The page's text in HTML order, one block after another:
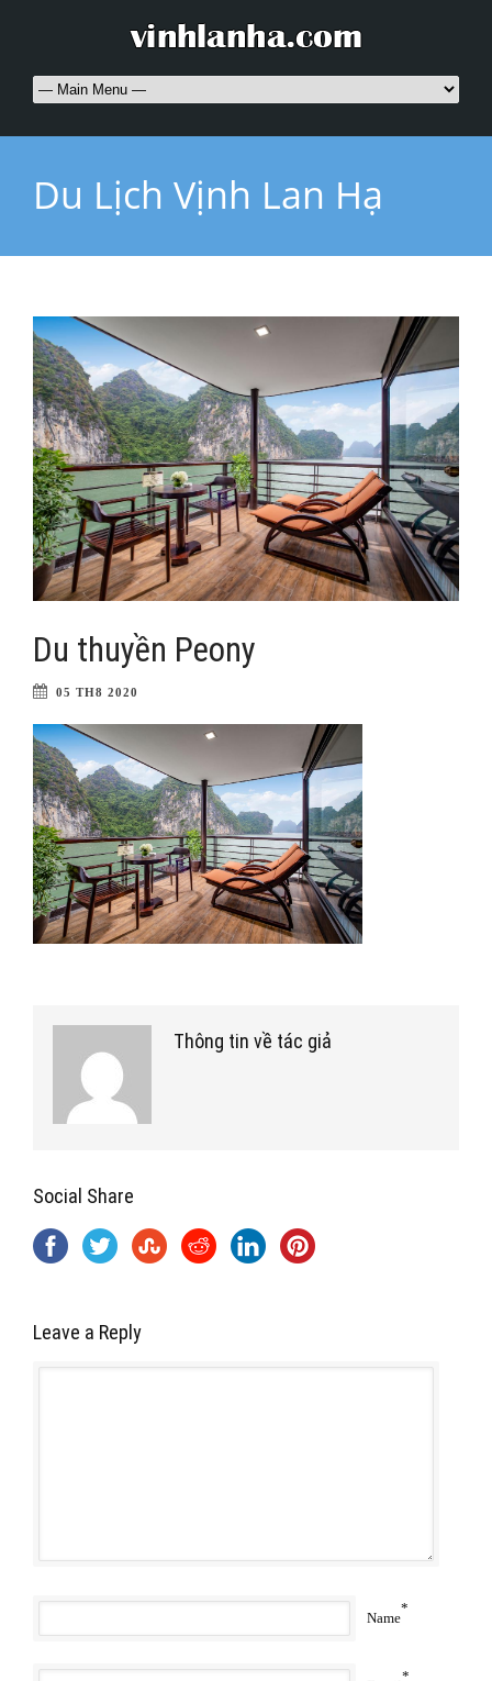
Du Lịch Vịnh Lan Hạ
Du thuyền Peony
05 TH8 2020
Thông tin về tác giả
Social Share
Leave a Reply
Name
*
*